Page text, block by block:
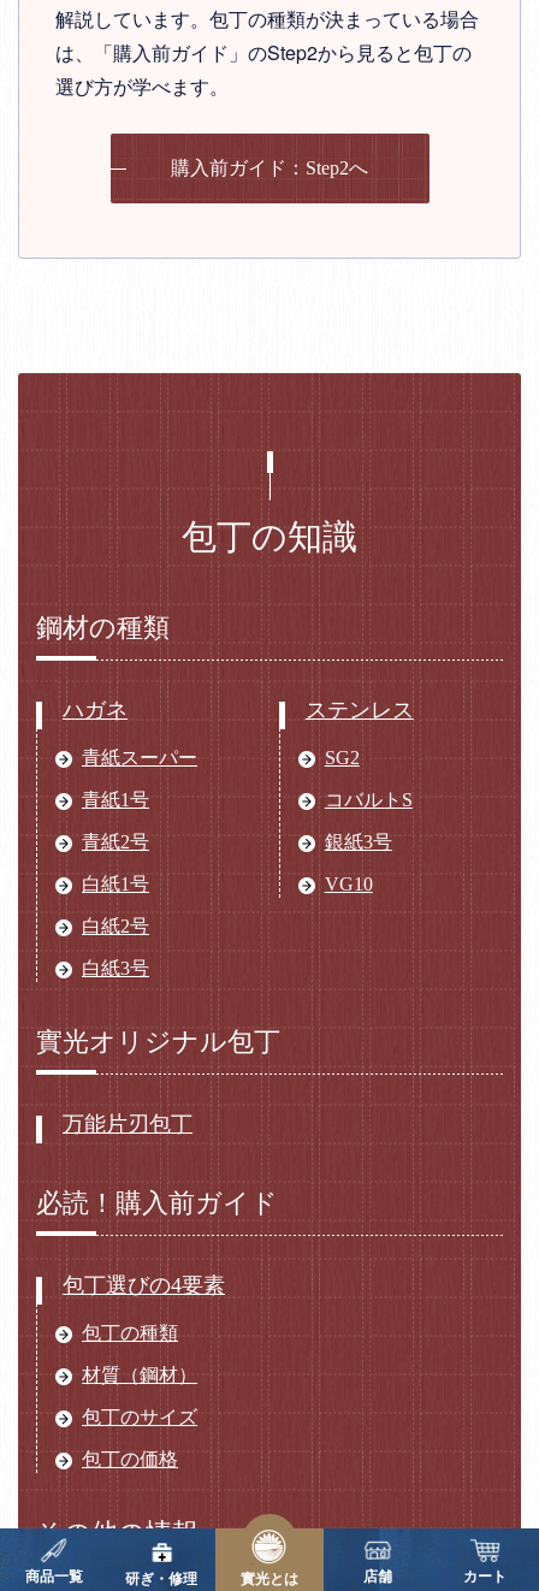
解説しています。包丁の種類が決まっている場合
は、「購入前ガイド」のStep2から見ると包丁の
選び方が学べます。
購入前ガイド：Step2へ
包丁の知識
鋼材の種類
ハガネ
青紙スーパー
青紙1号
青紙2号
白紙1号
白紙2号
白紙3号
ステンレス
SG2
コバルトS
銀紙3号
VG10
實光オリジナル包丁
万能片刃包丁
必読！購入前ガイド
包丁選びの4要素
包丁の種類
材質（鋼材）
包丁のサイズ
包丁の価格
その他の情報
商品一覧 研ぎ・修理 實光とは 店舗 カート